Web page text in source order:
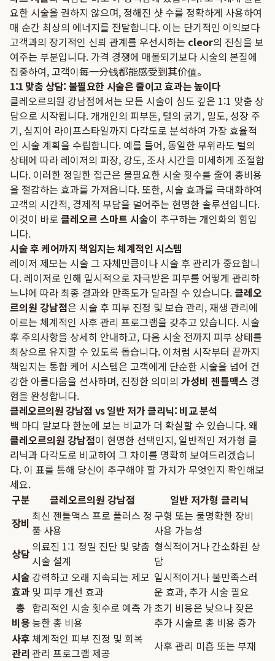
요한 시술을 권하지 않으며, 정해진 샷 수를 정확하게 사용하여
매 순간 최상의 에너지를 전달합니다. 이는 단기적인 이익보다
고객과의 장기적인 신뢰 관계를 우선시하는 cleor의 진심을 보
여주는 부분입니다. 가격 경쟁에 매몰되기보다 시술의 본질에
집중하여, 고객이每一分钱都能感受到其价值。
1:1 맞춤 상담: 불필요한 시술은 줄이고 효과는 높이다
클레오르의원 강남점에서는 모든 시술이 심도 깊은 1:1 맞춤 상
담으로 시작됩니다. 개개인의 피부톤, 털의 굵기, 밀도, 성장 주
기, 심지어 라이프스타일까지 다각도로 분석하여 가장 효율적
인 시술 계획을 수립합니다. 예를 들어, 동일한 부위라도 털의
상태에 따라 레이저의 파장, 강도, 조사 시간을 미세하게 조절합
니다. 이러한 정밀한 접근은 불필요한 시술 횟수를 줄여 총비용
을 절감하는 효과를 가져옵니다. 또한, 시술 효과를 극대화하여
고객의 시간적, 경제적 부담을 덜어주는 현명한 솔루션입니다.
이것이 바로 클레오르 스마트 시술이 추구하는 개인화의 힘입
니다.
시술 후 케어까지 책임지는 체계적인 시스템
레이저 제모는 시술 그 자체만큼이나 시술 후 관리가 중요합니
다. 레이저로 인해 일시적으로 자극받은 피부를 어떻게 관리하
느냐에 따라 최종 결과와 만족도가 달라질 수 있습니다.클레오
르의원 강남점은 시술 후 피부 진정 및 보습 관리, 재생 관리에
이르는 체계적인 사후 관리 프로그램을 갖추고 있습니다. 시술
후 주의사항을 상세히 안내하고, 다음 시술 전까지 피부 상태를
최상으로 유지할 수 있도록 돕습니다. 이처럼 시작부터 끝까지
책임지는 통합 케어 시스템은 고객에게 단순한 시술을 넘어 건
강한 아름다움을 선사하며, 진정한 의미의 가성비 젠틀맥스 경
험을 완성합니다.
클레오르의원 강남점 vs 일반 저가 클리닉: 비교 분석
백 마디 말보다 한눈에 보는 비교가 더 확실할 수 있습니다. 왜
클레오르의원 강남점이 현명한 선택인지, 일반적인 저가형 클
리닉과 다각도로 비교하여 그 차이를 명확히 보여드리겠습니
다. 이 표를 통해 당신이 추구해야 할 가치가 무엇인지 확인해보
세요.
구분
클레오르의원 강남점
일반 저가형 클리닉
장비 최신 젠틀맥스 프로 플러스 정
품 사용
구형 또는 불명확한 장비
사용 가능성
상담 의료진 1:1 정밀 진단 및 맞춤
시술 설계
형식적이거나 간소화된 상
담
시술
효과
강력하고 오래 지속되는 제모
및 피부 개선 효과
일시적이거나 불만족스러
운 효과, 추가 시술 필요
총
비용
합리적인 시술 횟수로 예측 가
능한 총 비용
초기 비용은 낮으나 잦은
추가 시술로 총 비용 증가
사후
관리
체계적인 피부 진정 및 회복
관리 프로그램 제공
사후 관리 미흡 또는 부재